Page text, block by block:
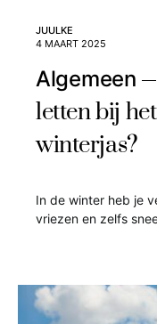
JUULKE
4 MAART 2025
Algemeen
letten bij
winterjas?
In de winter heb je
vriezen en zelfs